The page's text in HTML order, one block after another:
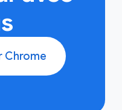
Chrome